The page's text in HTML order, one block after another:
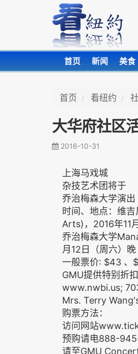
首页 新闻 美食
首页 看纽约
大华府社区
2016-10-31
上海马戏城
杂技艺术团将于
乔治梅森大学演出
时间、地点：维
Arts)，2016年11
乔治梅森大学
月12日（周六）晚
一般票价: $43 、
GMU提供特别折
www.nwbi.us;
Mrs. Terry
购票方法：
访问网站
预购请电888-
请至GMU